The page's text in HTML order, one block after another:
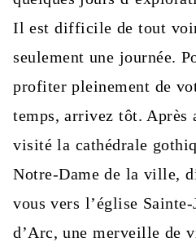
Il est difficile de tout
seulement une journée.
profiter pleinement de
temps, arrivez tôt. Après
visité la cathédrale
Notre-Dame de la ville,
vous vers l’église Sainte-
d’Arc, une merveille de